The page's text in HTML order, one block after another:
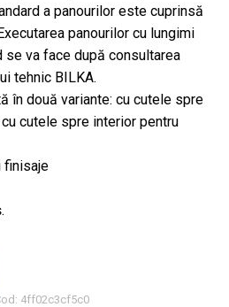
a panourilor este cuprinsă
panourilor cu lungimi
va face după consultarea
tehnic BILKA.
în două variante: cu cutele spre
cutele spre interior pentru
finisaje
4ff02c3cf5c0